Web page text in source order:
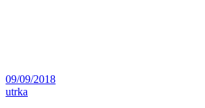
09/09/2018
utrka